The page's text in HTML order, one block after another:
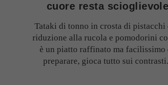
cuore resta scioglievole
Tataki di tonno in crosta di pistacchi
riduzione alla rucola e pomodorini
è un piatto raffinato ma facilissimo
preparare, gioca tutto sui